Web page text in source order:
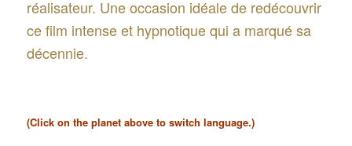
réalisateur. Une occasion idéale de redécouvrir
ce film intense et hypnotique qui a marqué sa
décennie.
(Click on the planet above to switch language.)